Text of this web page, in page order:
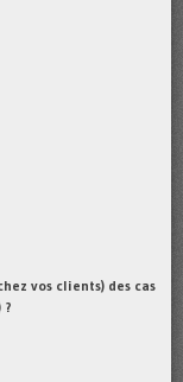
vos clients) des cas